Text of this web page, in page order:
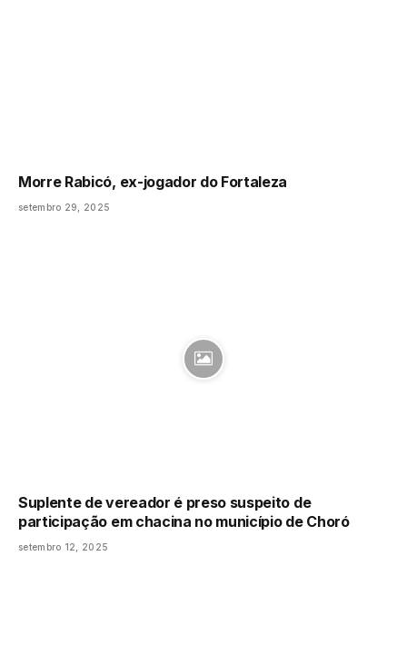
Morre Rabicó, ex-jogador do Fortaleza
setembro 29, 2025
Suplente de vereador é preso suspeito de
participação em chacina no município de Choró
setembro 12, 2025